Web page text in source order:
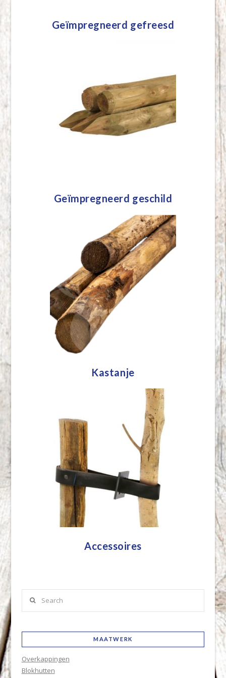
Geïmpregneerd gefreesd
Geïmpregneerd geschild
Kastanje
Accessoires
MAATWERK
Overkappingen
Blokhutten